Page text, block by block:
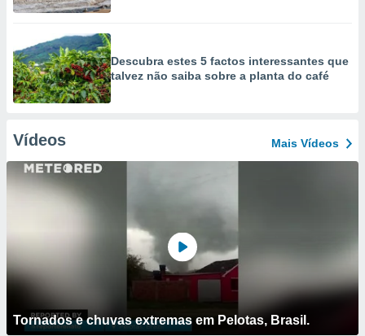
Descubra estes 5 factos interessantes que
talvez não saiba sobre a planta do café
Vídeos Mais Vídeos
Tornados e chuvas extremas em Pelotas, Brasil.